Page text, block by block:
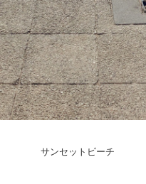
サンセットビーチ